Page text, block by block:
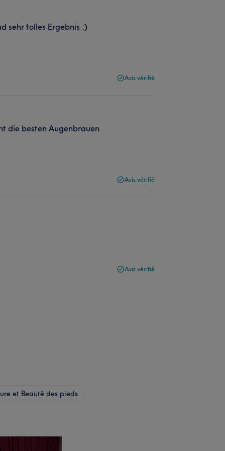
sehr tolles Ergebnis :)
Avis vérifié
die besten Augenbrauen
Avis vérifié
Avis vérifié
et Beauté des pieds